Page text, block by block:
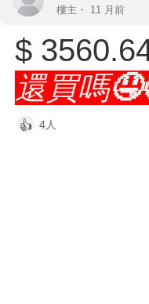
樓主 ・ 11 月前
$
還買嗎
👍 4人